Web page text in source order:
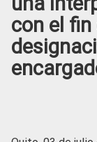
Control
Social
con el fin